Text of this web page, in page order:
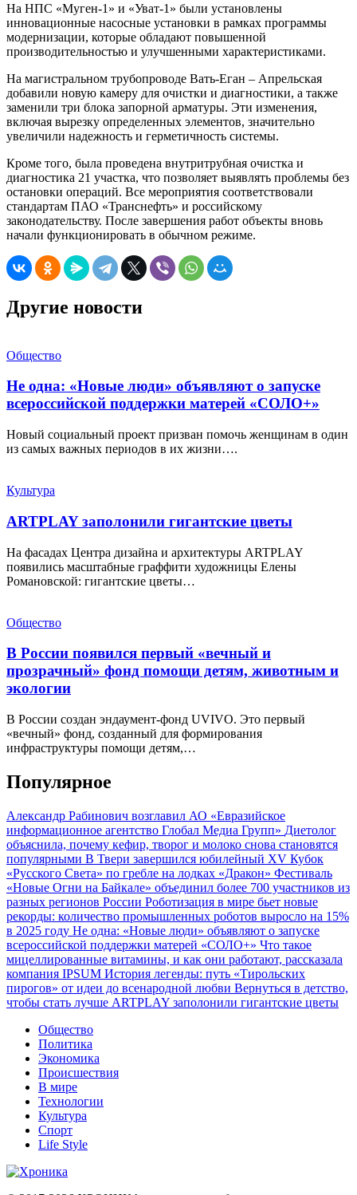
На НПС «Муген-1» и «Уват-1» были установлены
инновационные насосные установки в рамках программы
модернизации, которые обладают повышенной
производительностью и улучшенными характеристиками.
На магистральном трубопроводе Вать-Еган – Апрельская
добавили новую камеру для очистки и диагностики, а также
заменили три блока запорной арматуры. Эти изменения,
включая вырезку определенных элементов, значительно
увеличили надежность и герметичность системы.
Кроме того, была проведена внутритрубная очистка и
диагностика 21 участка, что позволяет выявлять проблемы без
остановки операций. Все мероприятия соответствовали
стандартам ПАО «Транснефть» и российскому
законодательству. После завершения работ объекты вновь
начали функционировать в обычном режиме.
Другие новости
Общество
Не одна: «Новые люди» объявляют о запуске
всероссийской поддержки матерей «СОЛО+»
Новый социальный проект призван помочь женщинам в один
из самых важных периодов в их жизни….
Культура
ARTPLAY заполонили гигантские цветы
На фасадах Центра дизайна и архитектуры ARTPLAY
появились масштабные граффити художницы Елены
Романовской: гигантские цветы…
Общество
В России появился первый «вечный и
прозрачный» фонд помощи детям, животным и
экологии
В России создан эндаумент-фонд UVIVO. Это первый
«вечный» фонд, созданный для формирования
инфраструктуры помощи детям,…
Популярное
Александр Рабинович возглавил АО «Евразийское
информационное агентство Глобал Медиа Групп» Диетолог
объяснила, почему кефир, творог и молоко снова становятся
популярными В Твери завершился юбилейный XV Кубок
«Русского Света» по гребле на лодках «Дракон» Фестиваль
«Новые Огни на Байкале» объединил более 700 участников из
разных регионов России Роботизация в мире бьет новые
рекорды: количество промышленных роботов выросло на 15%
в 2025 году Не одна: «Новые люди» объявляют о запуске
всероссийской поддержки матерей «СОЛО+» Что такое
мицеллированные витамины, и как они работают, рассказала
компания IPSUM История легенды: путь «Тирольских
пирогов» от идеи до всенародной любви Вернуться в детство,
чтобы стать лучше ARTPLAY заполонили гигантские цветы
Общество
Политика
Экономика
Происшествия
В мире
Технологии
Культура
Спорт
Life Style